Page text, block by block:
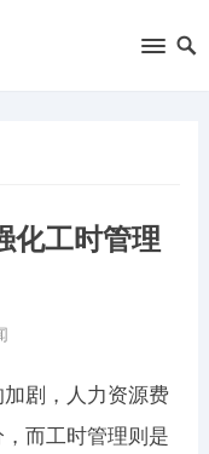
化工时管理
剧，人力资源费
而工时管理则是